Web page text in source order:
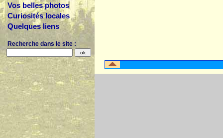
Vos belles photos
Curiosités locales
Quelques liens
Recherche dans le site :